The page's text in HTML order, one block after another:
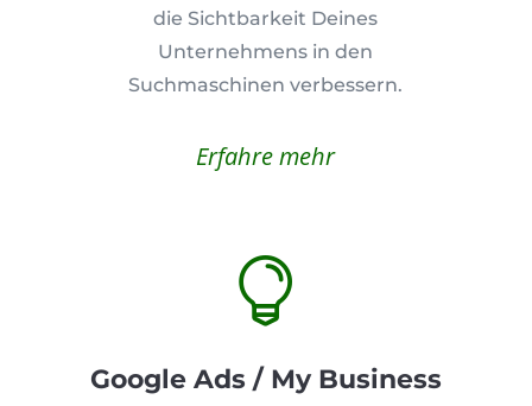
die Sichtbarkeit Deines
Unternehmens in den
Suchmaschinen verbessern.
Erfahre mehr

Google Ads / My Business